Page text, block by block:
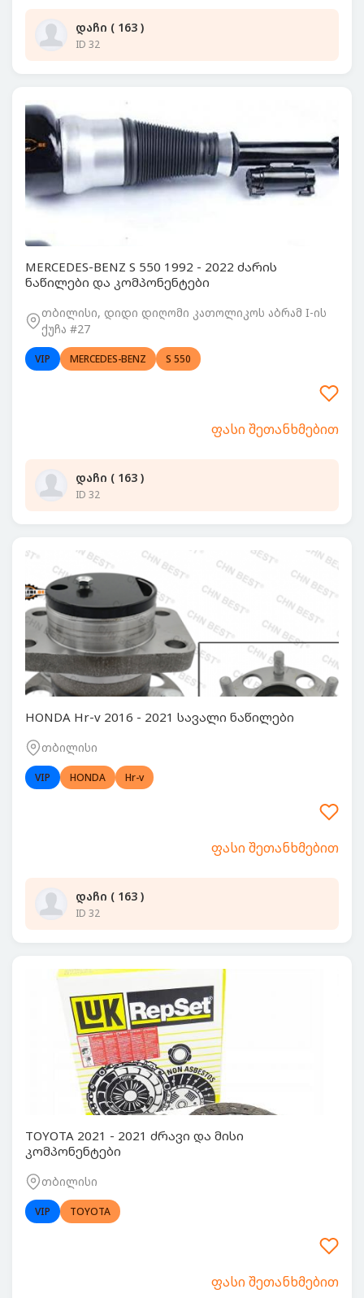
დაჩი ( 163 )
ID 32
MERCEDES-BENZ S 550 1992 - 2022 ძარის
ნაწილები და კომპონენტები
თბილისი, დიდი დიღომი კათოლიკოს აბრამ I-ის
ქუჩა #27
VIP MERCEDES-BENZ S 550
ფასი შეთანხმებით
დაჩი ( 163 )
ID 32
HONDA Hr-v 2016 - 2021 სავალი ნაწილები
თბილისი
VIP HONDA Hr-v
ფასი შეთანხმებით
დაჩი ( 163 )
ID 32
TOYOTA 2021 - 2021 ძრავი და მისი
კომპონენტები
თბილისი
VIP TOYOTA
ფასი შეთანხმებით